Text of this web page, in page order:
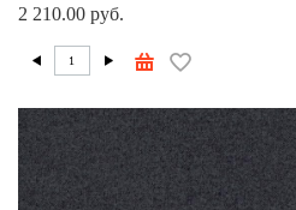
2 210.00 руб.